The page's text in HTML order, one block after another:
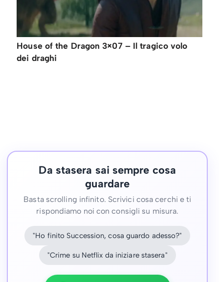
House of the Dragon 3×07 – Il tragico volo
dei draghi
Da stasera sai sempre cosa
guardare
Basta scrolling infinito. Scrivici cosa cerchi e ti
rispondiamo noi con consigli su misura.
"Ho finito Succession, cosa guardo adesso?"
"Crime su Netflix da iniziare stasera"